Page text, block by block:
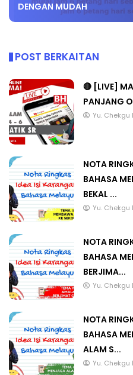
DENGAN MUDAH
POST BERKAITAN
🔴 [LIVE]
PANJANG
Yu. Chekgu
NOTA
BAHASA
BEKAL ...
Yu. Chekgu
NOTA
BAHASA
BERJIMA...
Yu. Chekgu
NOTA
BAHASA
ALAM S...
Yu. Chekgu